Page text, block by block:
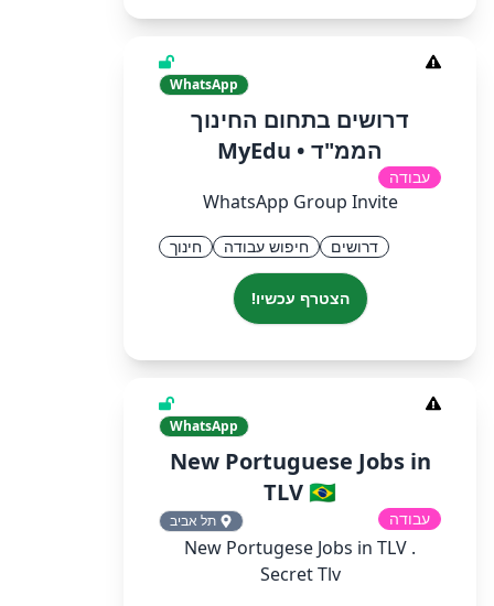
WhatsApp
דרושים בתחום החינוך
הממ"ד • MyEdu
עבודה
WhatsApp Group Invite
דרושים חיפוש עבודה חינוך
הצטרף עכשיו!
WhatsApp
New Portuguese Jobs in
TLV 🇧🇷
עבודה תל אביב
New Portugese Jobs in TLV .
Secret Tlv